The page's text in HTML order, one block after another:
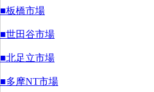
■板橋市場
■世田谷市場
■北足立市場
■多摩NT市場